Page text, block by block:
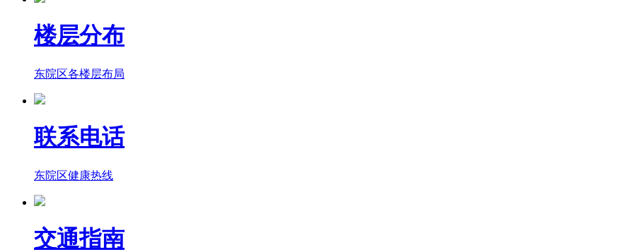
楼层分布
东院区各楼层布局
联系电话
东院区健康热线
交通指南